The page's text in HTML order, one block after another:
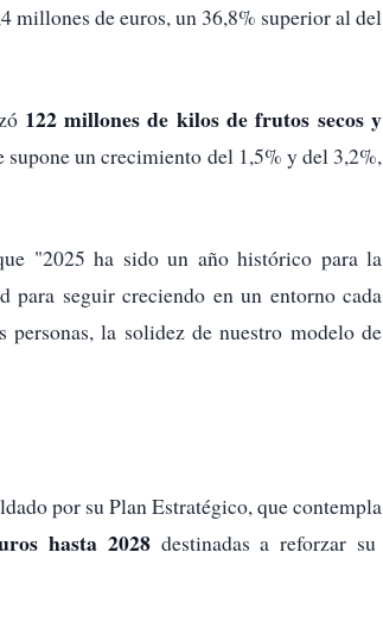
millones de euros, un 36,8% superior al del
122 millones de kilos de frutos secos y
supone un crecimiento del 1,5% y del 3,2%,
"2025 ha sido un año histórico para la
para seguir creciendo en un entorno cada
la solidez de nuestro modelo de
por su Plan Estratégico, que contempla
hasta 2028 destinadas a reforzar su